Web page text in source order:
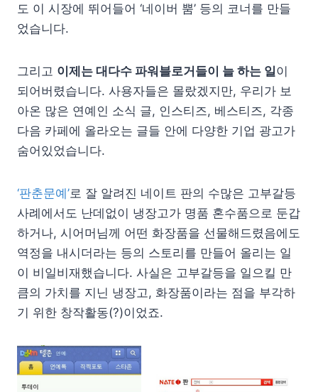
도 이 시장에 뛰어들어 ‘네이버 뿜’ 등의 코너를 만들
었습니다.
그리고 이제는 대다수 파워블로거들이 늘 하는 일이
되어버렸습니다. 사용자들은 몰랐겠지만, 우리가 보
아온 많은 연예인 소식 글, 인스티즈, 베스티즈, 각종
다음 카페에 올라오는 글들 안에 다양한 기업 광고가
숨어있었습니다.
‘판춘문예’로 잘 알려진 네이트 판의 수많은 고부갈등
사례에서도 난데없이 냉장고가 명품 혼수품으로 둔갑
하거나, 시어머님께 어떤 화장품을 선물해드렸음에도
역정을 내시더라는 등의 스토리를 만들어 올리는 일
이 비일비재했습니다. 사실은 고부갈등을 일으킬 만
큼의 가치를 지닌 냉장고, 화장품이라는 점을 부각하
기 위한 창작활동(?)이었죠.